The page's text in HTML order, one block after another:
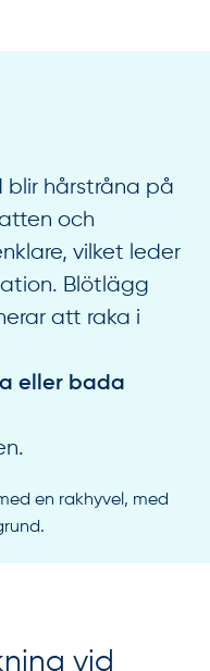
blir hårstråna på
och
vilket leder
Blötlägg
att raka i
eller bada
vid